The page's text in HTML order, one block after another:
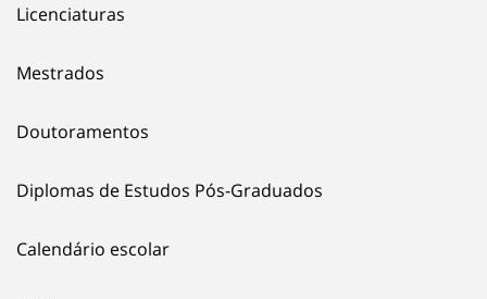
Licenciaturas
Mestrados
Doutoramentos
Diplomas de Estudos Pós-Graduados
Calendário escolar